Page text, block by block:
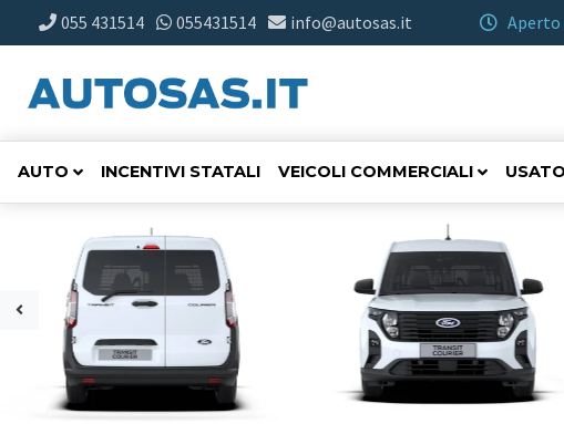
055 431514 055431514 info@autosas.it Aperto
AUTO INCENTIVI STATALI VEICOLI COMMERCIALI USATO